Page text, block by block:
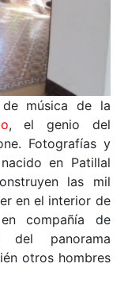
música de la
, el genio del
Fotografías y
en Patillal
las mil
en el interior de
compañía de
del panorama
otros hombres